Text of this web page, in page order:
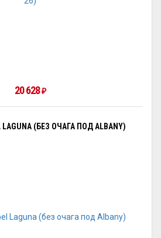
20 628 ₽
LAGUNA (БЕЗ ОЧАГА ПОД ALBANY)